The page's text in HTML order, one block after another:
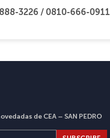
3226 / 0810-666-0911
de CEA – SAN PEDRO